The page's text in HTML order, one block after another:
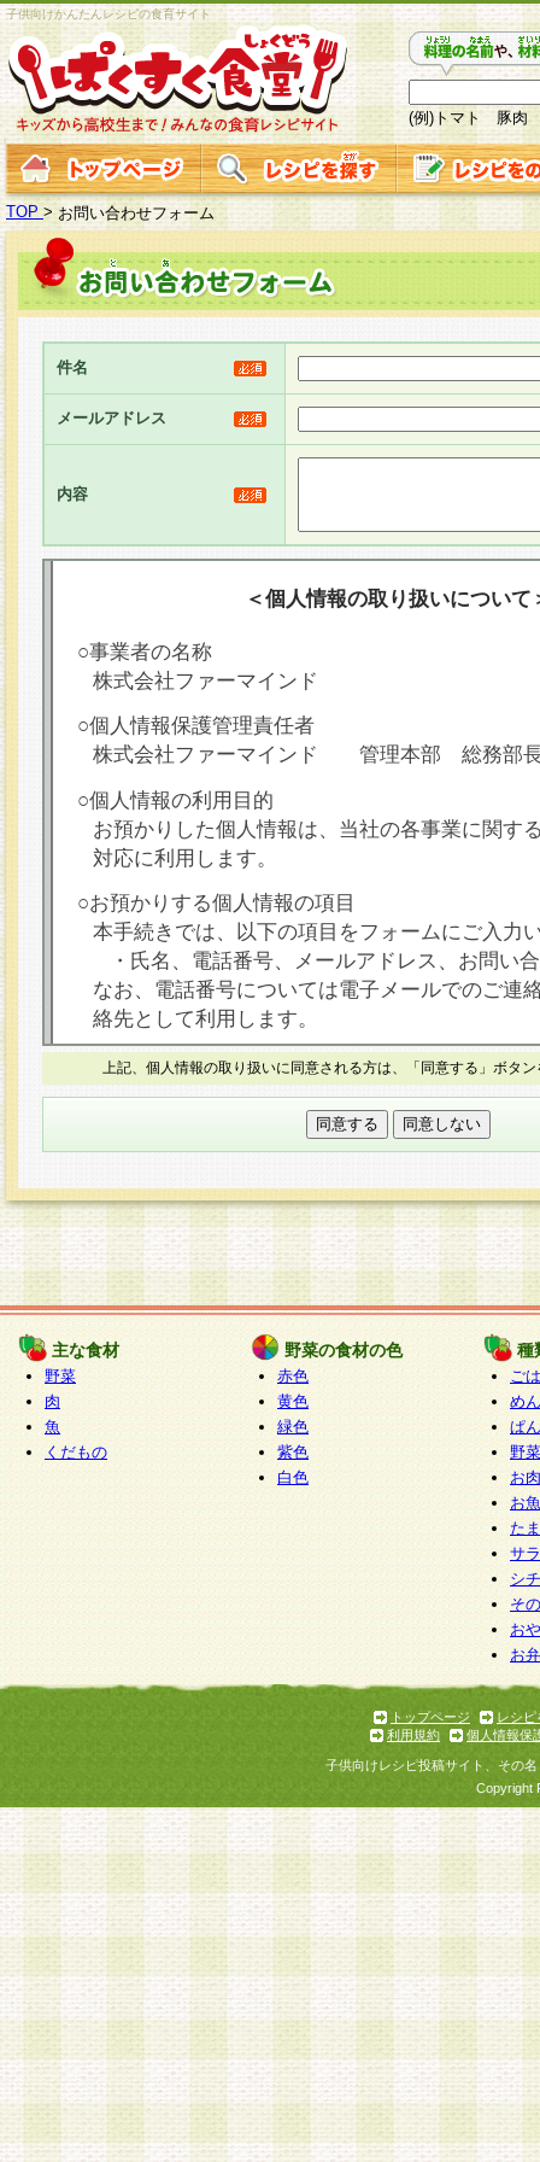
子供向けかんたんレシピの食育サイト
(例)トマト 豚肉
TOP > お問い合わせフォーム
件名
メールアドレス
内容
＜個人情報の取り扱いについて
○事業者の名称
株式会社ファーマインド
○個人情報保護管理責任者
株式会社ファーマインド 管理本部 総務部
○個人情報の利用目的
お預かりした個人情報は、当社の各事業に関す
対応に利用します。
○お預かりする個人情報の項目
本手続きでは、以下の項目をフォームにご入力
・氏名、電話番号、メールアドレス、お問い
なお、電話番号については電子メールでのご連
絡先として利用します。
○本人が容易に認識できない方法による個人情報
本フォームでは、セッション管理のためCookie
○個人情報の第三者提供について
力いただく個人情報は第三者に提供しません。
○個人情報の委託について
個人情報の取り扱いを外部に委託する場合は、
情報管理基準を満たす企業を選定して委託を行
が行われるよう監督します。
○開示対象個人情報の開示等および問い合わせ窓口
本人からの求めにより、当社が本件により取得
報の利用目的の通知・開示・内容の訂正・追加
停止・消去及び第三者への提供の禁止（以下、
といいます。）に応じます。
開示等に応じる窓口は以下になります。
ぱくすく食堂個人情報お客様相談窓口 paku-
m
個人情報を与えることは任意ですが、個人情報
意をいただけない場合には、当社のサービスの
お問い合わせ・ご相談への対応ができない場合
上記、個人情報の取り扱いに同意される方は、「同意する」ボタ
主な食材
野菜
肉
魚
くだもの
野菜の食材の色
赤色
黄色
緑色
紫色
白色
種
ご
めん
ぱん
野
お
お
た
サ
シ
そ
お
お
トップページ
レシピ
利用規約
個人情報保
子供向けレシピ投稿サイト、その
Copyright